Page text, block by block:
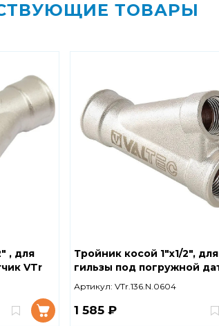
ТОВАРЫ
, для
VTr
Тройник косой 1"x1/2", для
гильзы под погружной
VTr.
Артикул: VTr.136.N.0604
1 585 ₽